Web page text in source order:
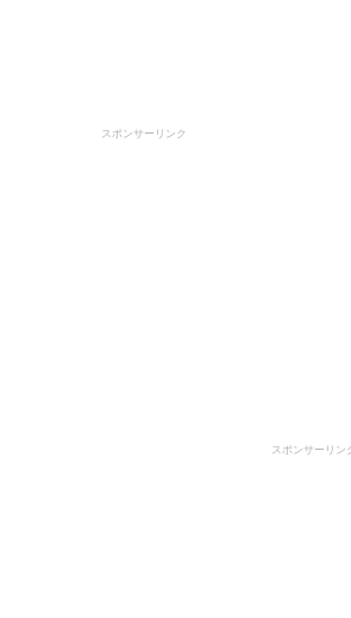
スポンサーリンク
スポンサーリン